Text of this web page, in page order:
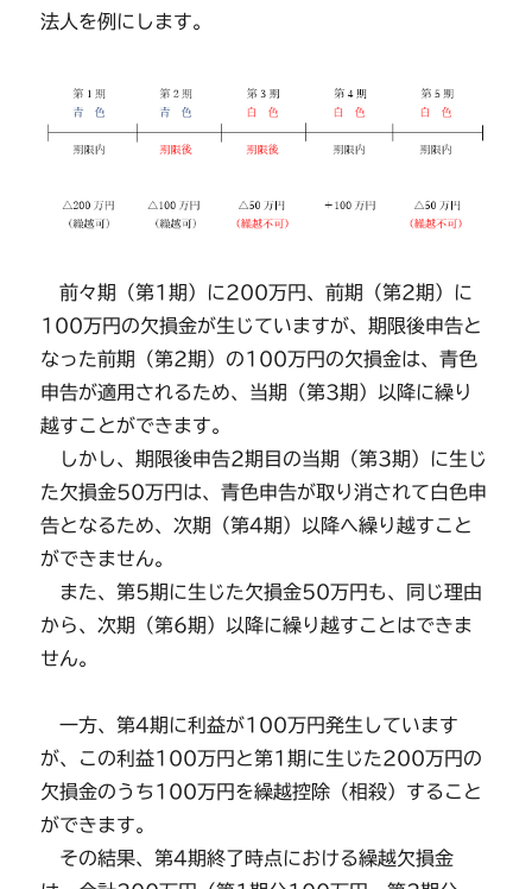
法人を例にします。
前々期（第1期）に200万円、前期（第2期）に
100万円の欠損金が生じていますが、期限後申告と
なった前期（第2期）の100万円の欠損金は、青色
申告が適用されるため、当期（第3期）以降に繰り
越すことができます。
しかし、期限後申告2期目の当期（第3期）に生じ
た欠損金50万円は、青色申告が取り消されて白色申
告となるため、次期（第4期）以降へ繰り越すこと
ができません。
また、第5期に生じた欠損金50万円も、同じ理由
から、次期（第6期）以降に繰り越すことはできま
せん。
一方、第4期に利益が100万円発生しています
が、この利益100万円と第1期に生じた200万円の
欠損金のうち100万円を繰越控除（相殺）すること
ができます。
その結果、第4期終了時点における繰越欠損金